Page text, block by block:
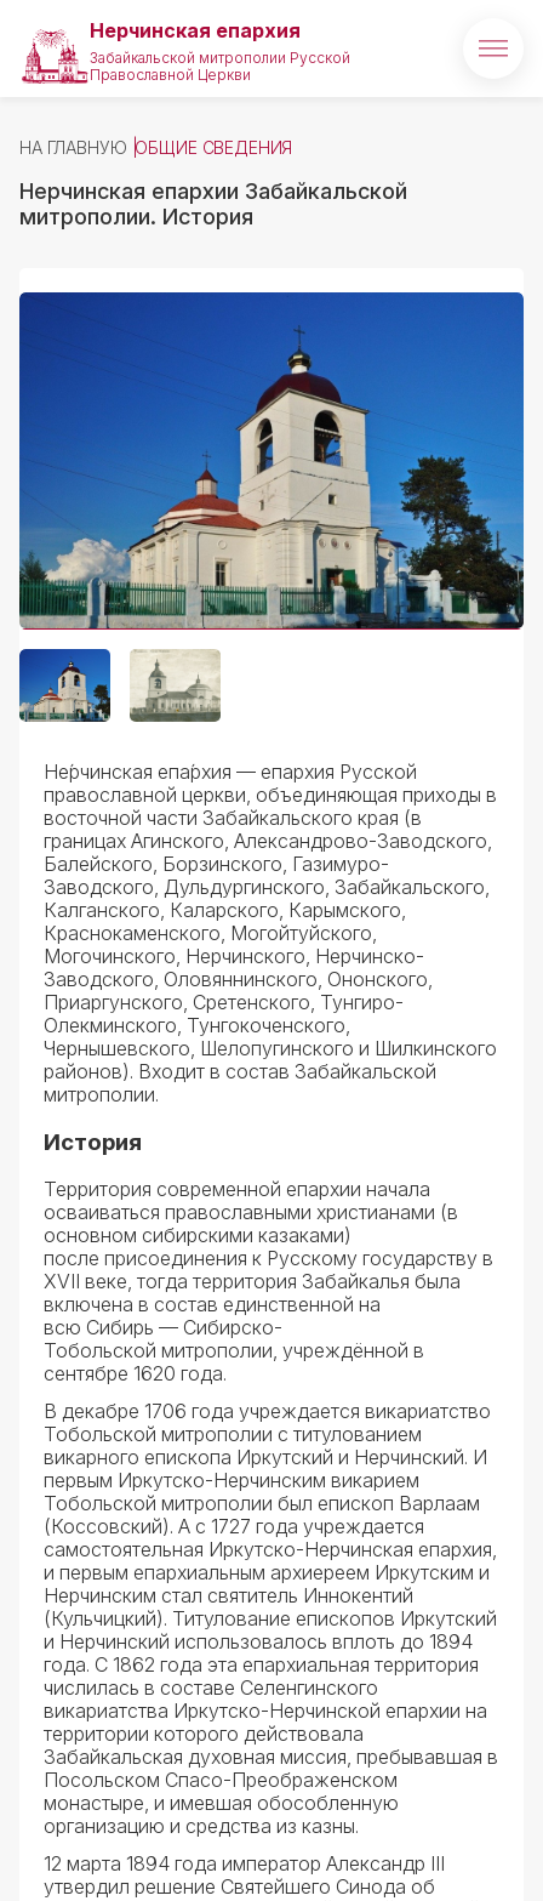
Нерчинская епархия
Забайкальской митрополии Русской
Православной Церкви
О епархии
Архипастырь
Святые и святыни
Полезные ссылки
Контакты
НА ГЛАВНУЮ ОБЩИЕ СВЕДЕНИЯ
Нерчинская епархии Забайкальской
митрополии. История
Не́рчинская епа́рхия — епархия Русской
православной церкви, объединяющая приходы в
восточной части Забайкальского края (в
границах Агинского, Александрово-Заводского,
Балейского, Борзинского, Газимуро-
Заводского, Дульдургинского, Забайкальского,
Калганского, Каларского, Карымского,
Краснокаменского, Могойтуйского,
Могочинского, Нерчинского, Нерчинско-
Заводского, Оловяннинского, Ононского,
Приаргунского, Сретенского, Тунгиро-
Олекминского, Тунгокоченского,
Чернышевского, Шелопугинского и Шилкинского
районов). Входит в состав Забайкальской
митрополии.
История
Территория современной епархии начала
осваиваться православными христианами (в
основном сибирскими казаками)
после присоединения к Русскому государству в
XVII веке, тогда территория Забайкалья была
включена в состав единственной на
всю Сибирь — Сибирско-
Тобольской митрополии, учреждённой в
сентябре 1620 года.
В декабре 1706 года учреждается викариатство
Тобольской митрополии с титулованием
викарного епископа Иркутский и Нерчинский. И
первым Иркутско-Нерчинским викарием
Тобольской митрополии был епископ Варлаам
(Коссовский). А с 1727 года учреждается
самостоятельная Иркутско-Нерчинская епархия,
и первым епархиальным архиереем Иркутским и
Нерчинским стал святитель Иннокентий
(Кульчицкий). Титулование епископов Иркутский
и Нерчинский использовалось вплоть до 1894
года. С 1862 года эта епархиальная территория
числилась в составе Селенгинского
викариатства Иркутско-Нерчинской епархии на
территории которого действовала
Забайкальская духовная миссия, пребывавшая в
Посольском Спасо-Преображенском
монастыре, и имевшая обособленную
организацию и средства из казны.
12 марта 1894 года император Александр III
утвердил решение Святейшего Синода об